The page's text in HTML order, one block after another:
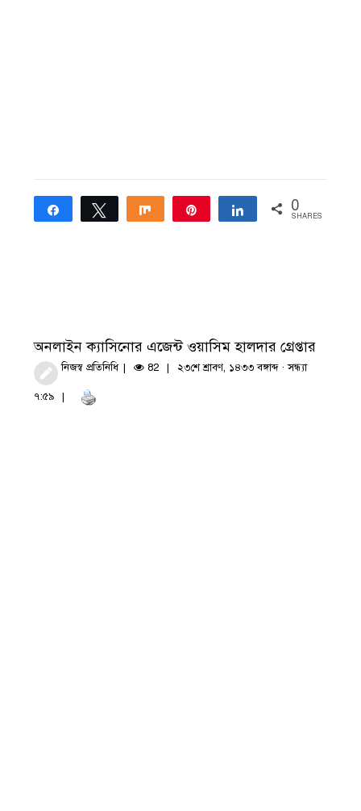
Share Tweet Share Share 0
SHARES
অনলাইন ক্যাসিনোর এজেন্ট ওয়াসিম হালদার গ্রেপ্তার
নিজস্ব প্রতিনিধি 82 ২৩শে শ্রাবণ, ১৪৩৩ বঙ্গাব্দ · সন্ধ্যা
৭:৫৯